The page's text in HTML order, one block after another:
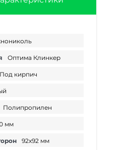
Оптима Клинкер
Под кирпич
Полипропилен
мм
92х92 мм